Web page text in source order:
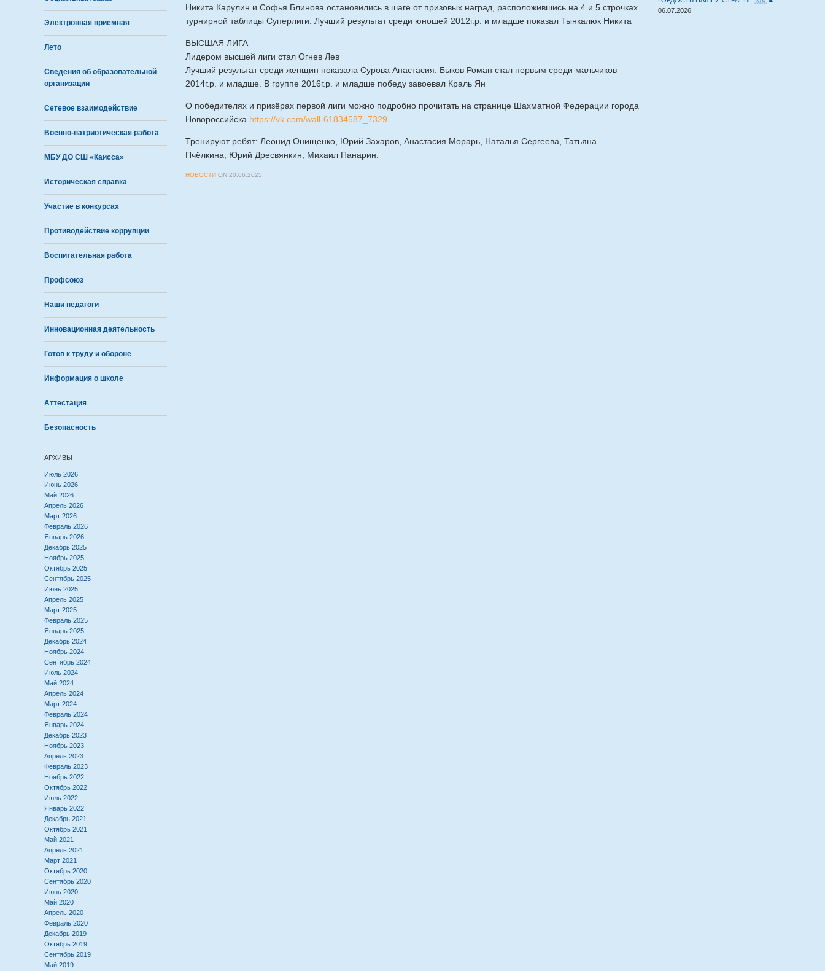
Электронная приемная
Лето
Сведения об образовательной
организации
Сетевое взаимодействие
Военно-патриотическая работа
МБУ ДО СШ «Каисса»
Историческая справка
Участие в конкурсах
Противодействие коррупции
Воспитательная работа
Профсоюз
Наши педагоги
Инновационная деятельность
Готов к труду и обороне
Информация о школе
Аттестация
Безопасность
АРХИВЫ
Июль 2026
Июнь 2026
Май 2026
Апрель 2026
Март 2026
Февраль 2026
Январь 2026
Декабрь 2025
Ноябрь 2025
Октябрь 2025
Сентябрь 2025
Июнь 2025
Апрель 2025
Март 2025
Февраль 2025
Январь 2025
Декабрь 2024
Ноябрь 2024
Сентябрь 2024
Июль 2024
Май 2024
Апрель 2024
Март 2024
Февраль 2024
Январь 2024
Декабрь 2023
Ноябрь 2023
Апрель 2023
Февраль 2023
Ноябрь 2022
Октябрь 2022
Июль 2022
Январь 2022
Декабрь 2021
Октябрь 2021
Май 2021
Апрель 2021
Март 2021
Октябрь 2020
Сентябрь 2020
Июнь 2020
Май 2020
Апрель 2020
Февраль 2020
Декабрь 2019
Октябрь 2019
Сентябрь 2019
Май 2019
Никита Карулин и Софья Блинова остановились в шаге от призовых наград, расположившись на 4 и 5 строчках
турнирной таблицы Суперлиги. Лучший результат среди юношей 2012г.р. и младше показал Тынкалюк Никита
ВЫСШАЯ ЛИГА
Лидером высшей лиги стал Огнев Лев
Лучший результат среди женщин показала Сурова Анастасия. Быков Роман стал первым среди мальчиков
2014г.р. и младше. В группе 2016г.р. и младше победу завоевал Краль Ян
О победителях и призёрах первой лиги можно подробно прочитать на странице Шахматной Федерации города
Новороссийска https://vk.com/wall-61834587_7329
Тренируют ребят: Леонид Онищенко, Юрий Захаров, Анастасия Морарь, Наталья Сергеева, Татьяна
Пчёлкина, Юрий Дресвянкин, Михаил Панарин.
НОВОСТИ ON 20.06.2025
06.07.2026